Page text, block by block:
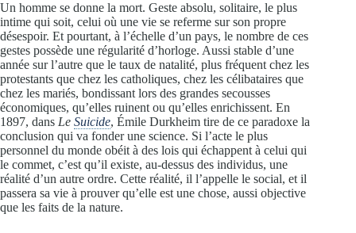
Un homme se donne la mort. Geste absolu, solitaire, le plus
intime qui soit, celui où une vie se referme sur son propre
désespoir. Et pourtant, à l’échelle d’un pays, le nombre de ces
gestes possède une régularité d’horloge. Aussi stable d’une
année sur l’autre que le taux de natalité, plus fréquent chez les
protestants que chez les catholiques, chez les célibataires que
chez les mariés, bondissant lors des grandes secousses
économiques, qu’elles ruinent ou qu’elles enrichissent. En
1897, dans Le Suicide, Émile Durkheim tire de ce paradoxe la
conclusion qui va fonder une science. Si l’acte le plus
personnel du monde obéit à des lois qui échappent à celui qui
le commet, c’est qu’il existe, au-dessus des individus, une
réalité d’un autre ordre. Cette réalité, il l’appelle le social, et il
passera sa vie à prouver qu’elle est une chose, aussi objective
que les faits de la nature.